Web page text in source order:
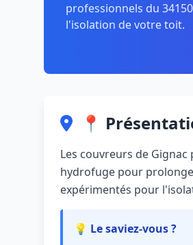
professionnels du
l'isolation de votre toit.
📍
Les couvreurs de
hydrofuge pour
expérimentés pour
💡 Le saviez-vous ?